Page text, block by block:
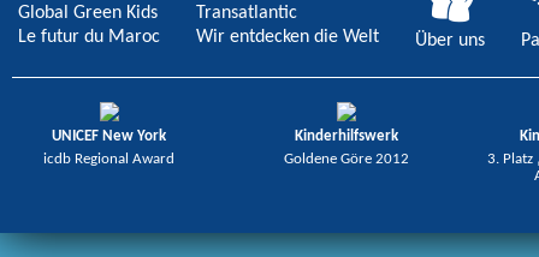
Global Green Kids
Le futur du Maroc
Transatlantic
Wir entdecken die Welt
Über uns
UNICEF New York
icdb Regional Award
Kinderhilfswerk
Goldene Göre 2012
3. Platz